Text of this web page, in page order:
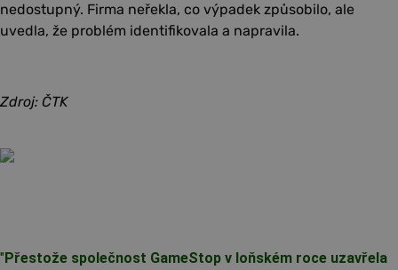
nedostupný. Firma neřekla, co výpadek způsobilo, ale
uvedla, že problém identifikovala a napravila.
Zdroj: ČTK
" Přestože společnost GameStop v loňském roce uzavřela